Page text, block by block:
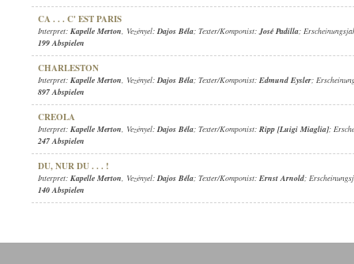
CA . . . C' EST PARIS
Interpret: Kapelle Merton, Vezényel:Dajos Béla; Texter/Komponist:José Padilla;
199 Abspielen
CHARLESTON
Interpret: Kapelle Merton, Vezényel:Dajos Béla; Texter/Komponist: Edmund Eysler;
897 Abspielen
CREOLA
Interpret: Kapelle Merton, Vezényel:Dajos Béla; Texter/Komponist: Ripp [Luigi Miaglia];
247 Abspielen
DU, NUR DU . . . !
Interpret: Kapelle Merton, Vezényel:Dajos Béla; Texter/Komponist: Ernst Arnold;
140 Abspielen